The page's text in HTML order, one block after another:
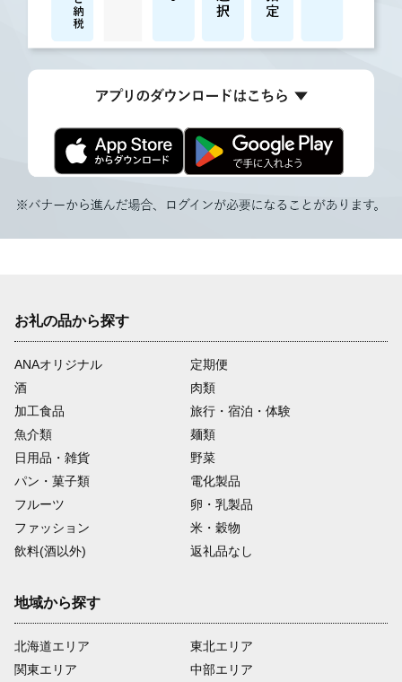
お礼の品から探す
ANAオリジナル
定期便
酒
肉類
加工食品
旅行・宿泊・体験
魚介類
麺類
日用品・雑貨
野菜
パン・菓子類
電化製品
フルーツ
卵・乳製品
ファッション
米・穀物
飲料(酒以外)
返礼品なし
地域から探す
北海道エリア
関東エリア
東北エリア
中部エリア